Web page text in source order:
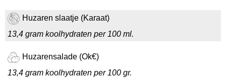
Huzaren slaatje (Karaat)
13,4 gram koolhydraten per 100 ml.
Huzarensalade (Ok€)
13,4 gram koolhydraten per 100 gr.